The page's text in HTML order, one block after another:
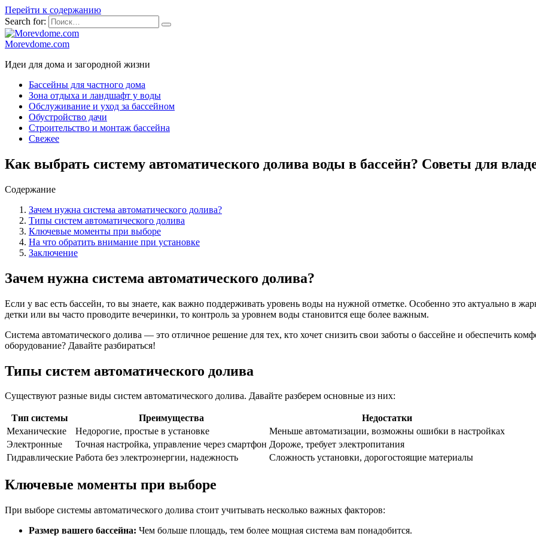
Перейти к содержанию
Search for:
Morevdome.com
Идеи для дома и загородной жизни
Бассейны для частного дома
Зона отдыха и ландшафт у воды
Обслуживание и уход за бассейном
Обустройство дачи
Строительство и монтаж бассейна
Свежее
Как выбрать систему автоматического долива воды в бассейн? Советы для
Содержание
Зачем нужна система автоматического долива?
Типы систем автоматического долива
Ключевые моменты при выборе
На что обратить внимание при установке
Заключение
Зачем нужна система автоматического долива?
Если у вас есть бассейн, то вы знаете, как важно поддерживать уровень воды на нужной отметке. Особенно это актуально в
детки или вы часто проводите вечеринки, то контроль за уровнем воды становится еще более важным.
Система автоматического долива — это отличное решение для тех, кто хочет снизить свои заботы о бассейне и обеспечить
оборудование? Давайте разбираться!
Типы систем автоматического долива
Существуют разные виды систем автоматического долива. Давайте разберем основные из них:
Тип системы Преимущества
Недостатки
Механические
Недорогие, простые в установке
Меньше автоматизации, возможны ошибки в настройках
Электронные
Точная настройка, управление через смартфон Дороже, требует электропитания
Гидравлические Работа без электроэнергии, надежность Сложность установки, дорогостоящие материалы
Ключевые моменты при выборе
При выборе системы автоматического долива стоит учитывать несколько важных факторов:
Размер вашего бассейна: Чем больше площадь, тем более мощная система вам понадобится.